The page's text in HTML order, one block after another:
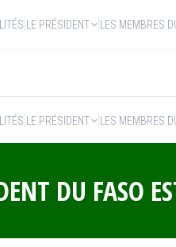
LE PRÉSIDENT LES MEMBRES
DU FASO
LE PRÉSIDENT LES MEMBRES